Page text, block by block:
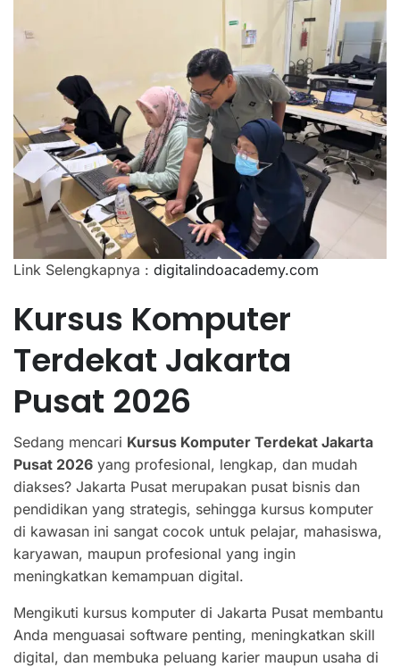
Link Selengkapnya : digitalindoacademy.com
Kursus Komputer
Terdekat Jakarta
Pusat 2026
Sedang mencari Kursus Komputer Terdekat Jakarta
Pusat 2026 yang profesional, lengkap, dan mudah
diakses? Jakarta Pusat merupakan pusat bisnis dan
pendidikan yang strategis, sehingga kursus komputer
di kawasan ini sangat cocok untuk pelajar, mahasiswa,
karyawan, maupun profesional yang ingin
meningkatkan kemampuan digital.
Mengikuti kursus komputer di Jakarta Pusat membantu
Anda menguasai software penting, meningkatkan skill
digital, dan membuka peluang karier maupun usaha di